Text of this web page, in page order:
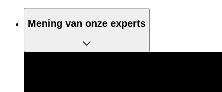
Mening van onze experts